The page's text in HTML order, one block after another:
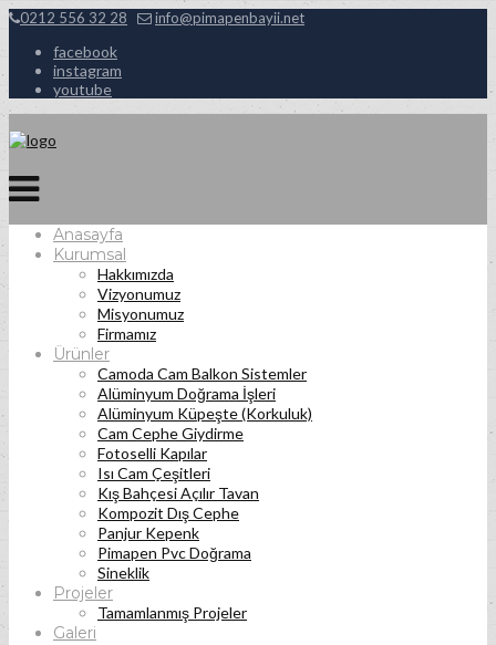
0212 556 32 28 info@pimapenbayii.net
facebook
instagram
youtube
Anasayfa
Kurumsal
Hakkımızda
Vizyonumuz
Misyonumuz
Firmamız
Ürünler
Camoda Cam Balkon Sistemler
Alüminyum Doğrama İşleri
Alüminyum Küpeşte (Korkuluk)
Cam Cephe Giydirme
Fotoselli Kapılar
Isı Cam Çeşitleri
Kış Bahçesi Açılır Tavan
Kompozit Dış Cephe
Panjur Kepenk
Pimapen Pvc Doğrama
Sineklik
Projeler
Tamamlanmış Projeler
Galeri